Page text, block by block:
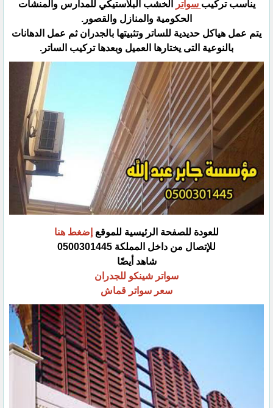
يناسب تركيب سواتر
الخشب البلاستيكي للمدارس والمنشأت
الحكومية والمنازل والقصور.‏
يتم عمل هياكل حديدية للساتر وتثبيتها بالجدران ثم عمل الدهانات
بالنوعية التى يختارها العميل وبعدها تركيب الساتر.‏
للعودة للصفحة الرئيسية للموقع إضغط هنا
للإتصال من داخل المملكة 0500301445‏
شاهد أيضًا
سواتر شينكو للجدران
سعر سواتر قماش